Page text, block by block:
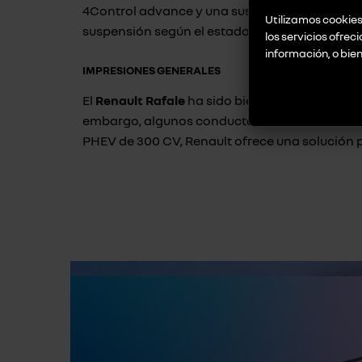
4Control advance y una suspensión con
suspensión según el estado del terreno y la
IMPRESIONES GENERALES
El Renault Rafale ha sido bien recibido por su
embargo, algunos conductores han
PHEV de 300 CV, Renault ofrece una
Utilizamos
los servicios
información, o